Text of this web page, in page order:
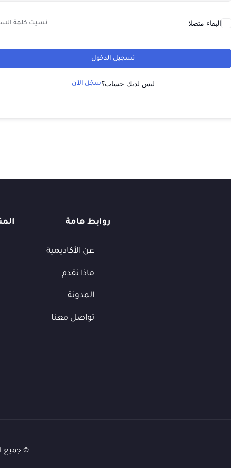
البقاء متصلا نسيت كلمة
تسجيل الدخول
ليس لديك حساب؟سجّل الآن
روابط هامة
عن الأكاديمية
ماذا نقدم
المدونة
تواصل معنا
© جميع